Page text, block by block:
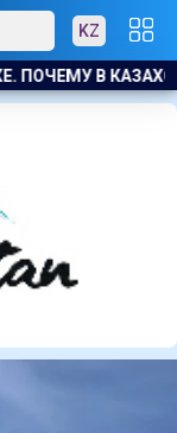
KZ
РАСТИ ЦЕНЫ НА